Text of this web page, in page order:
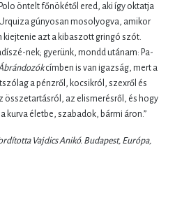
öntelt főnökétől ered, aki így oktatja
gúnyosan mosolyogva, amikor
azt a kibaszott gringó szót.
nek; gyerünk, mondd utánam: Pa-
címben is van igazság, mert a
a pénzről, kocsikról, szexről és
összetartásról, az elismerésről, és hogy
kurva életbe, szabadok, bármi áron.”
Vajdics Anikó. Budapest, Európa,